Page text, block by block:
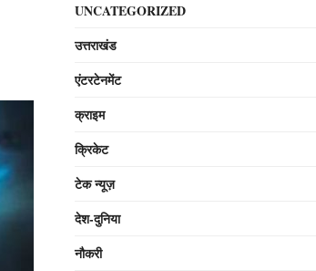
UNCATEGORIZED
उत्तराखंड
एंटरटेनमेंट
क्राइम
क्रिकेट
टेक न्यूज़
देश-दुनिया
नौकरी